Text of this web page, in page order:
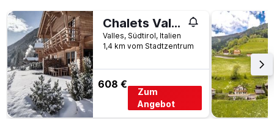
Chalets Valsegg
Valles, Südtirol, Italien
1,4 km vom Stadtzentrum
608 €
Zum
Angebot